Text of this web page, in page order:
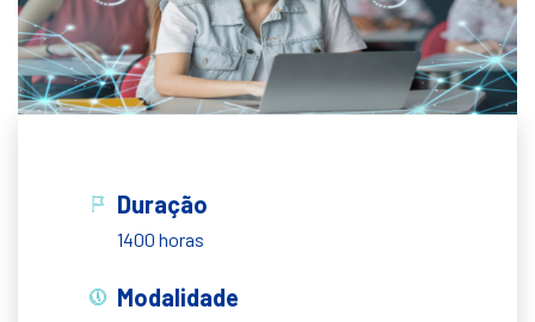
Duração
1400 horas
Modalidade